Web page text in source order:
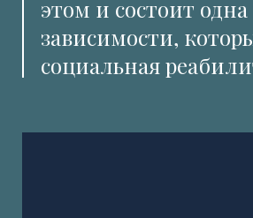
этом и состоит
зависимости,
социальная